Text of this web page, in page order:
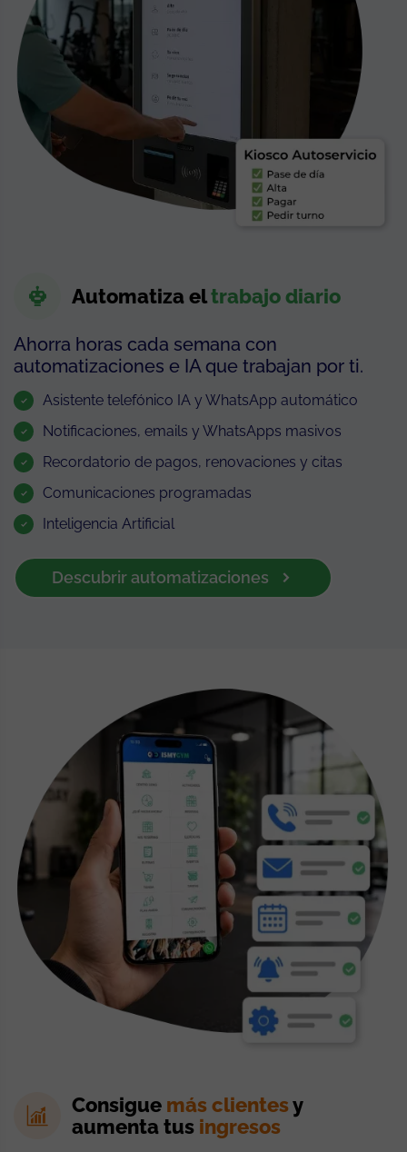
Automatiza eltrabajo diario
Ahorra horas cada semana con
automatizaciones e IA que trabajan por ti.
Asistente telefónico IA y WhatsApp automático
Notificaciones, emails y WhatsApps masivos
Recordatorio de pagos, renovaciones y citas
Comunicaciones programadas
Inteligencia Artificial
Descubrir automatizaciones
Consigue más clientesy
aumenta tus ingresos